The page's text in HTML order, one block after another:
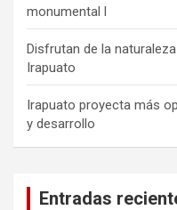
monumental l
Disfrutan de la
Irapuato
Irapuato proyecta más
y desarrollo
Entradas